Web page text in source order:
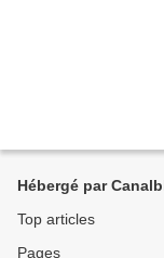
Hébergé par
Top articles
Pages